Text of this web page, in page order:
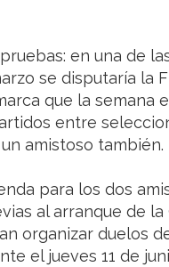
en una de
se disputaría la
que la semana
entre
amistoso también.
para los dos
al arranque de la
organizar duelos
el jueves 11 de